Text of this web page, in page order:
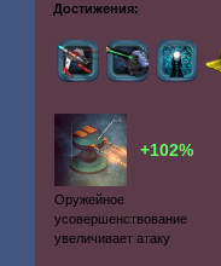
Достижения:
+102%
Оружейное
усовершенствование
увеличивает атаку